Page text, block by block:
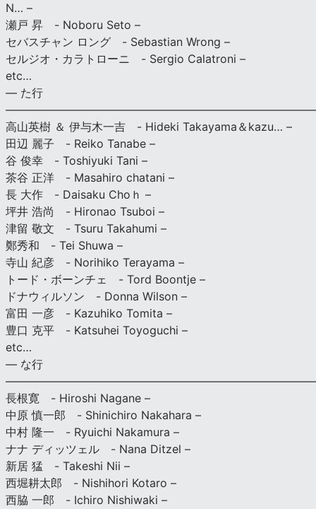
N… –
瀬戸 昇 - Noboru Seto –
セバスチャン ロング - Sebastian Wrong –
セルジオ・カラトローニ - Sergio Calatroni –
etc…
— た行
高山英樹 ＆ 伊与木一吉 - Hideki Takayama＆kazu… –
田辺 麗子 - Reiko Tanabe –
谷 俊幸 - Toshiyuki Tani –
茶谷 正洋 - Masahiro chatani –
長 大作 - Daisaku Choｈ –
坪井 浩尚 - Hironao Tsuboi –
津留 敬文 - Tsuru Takahumi –
鄭秀和 - Tei Shuwa –
寺山 紀彦 - Norihiko Terayama –
トード・ボーンチェ - Tord Boontje –
ドナウィルソン - Donna Wilson –
富田 一彦 - Kazuhiko Tomita –
豊口 克平 - Katsuhei Toyoguchi –
etc…
— な行
長根寛 - Hiroshi Nagane –
中原 慎一郎 - Shinichiro Nakahara –
中村 隆一 - Ryuichi Nakamura –
ナナ ディッツェル - Nana Ditzel –
新居 猛 - Takeshi Nii –
西堀耕太郎 - Nishihori Kotaro –
西脇 一郎 - Ichiro Nishiwaki –